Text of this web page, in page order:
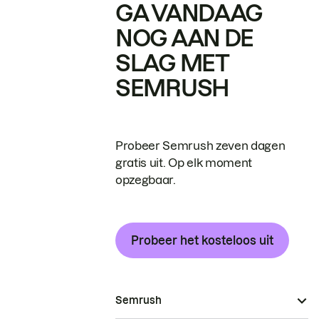
GA VANDAAG
NOG AAN DE
SLAG MET
SEMRUSH
Probeer Semrush zeven dagen
gratis uit. Op elk moment
opzegbaar.
Probeer het kosteloos uit
Semrush